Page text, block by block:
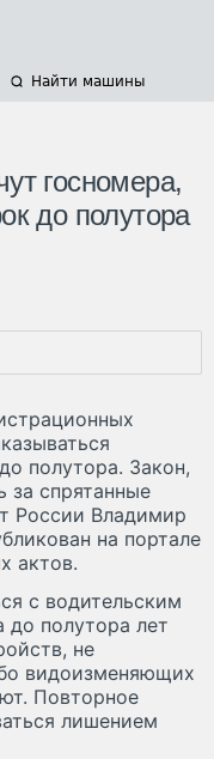
Найти машины
госномера,
до полутора
полутора. Закон,
за спрятанные
России Владимир
на портале
актов.
с водительским
до полутора лет
не
видоизменяющих
Повторное
лишением